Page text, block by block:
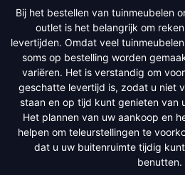
Bij het bestellen van tuinmeubelen
outlet is het belangrijk om
levertijden. Omdat veel
soms op bestelling worden
variëren. Het is verstandig om
geschatte levertijd is, zodat u niet
staan en op tijd kunt genieten van
Het plannen van uw aankoop en
helpen om teleurstellingen te
dat u uw buitenruimte tijdig
benutten.